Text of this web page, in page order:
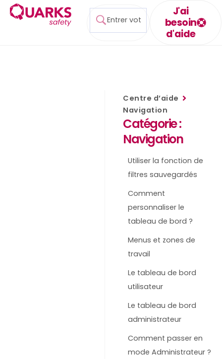
J'ai
besoin
d'aide
Centre d’aide
Navigation
Catégorie :
Navigation
Utiliser la fonction de
filtres sauvegardés
Comment
personnaliser le
tableau de bord ?
Menus et zones de
travail
Le tableau de bord
utilisateur
Le tableau de bord
administrateur
Comment passer en
mode Administrateur ?